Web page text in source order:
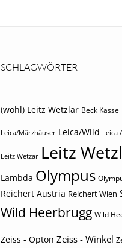
SCHLAGWÖRTER
(wohl) Leitz Wetzlar Beck Kassel
Leica/Märzhäuser Leica/Wild Leica
Leitz Wetzar Leitz
Lambda Olympus
Reichert Austria Reichert Wien
Wild Heerbrugg Wild
Zeiss - Opton Zeiss - Winkel